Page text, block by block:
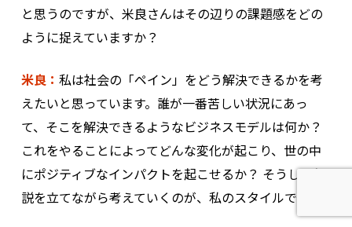
と思うのですが、米良さんはその辺りの課題感をどの
ように捉えていますか？
米良： 私は社会の「ペイン」をどう解決できるかを考
えたいと思っています。誰が一番苦しい状況にあっ
て、そこを解決できるようなビジネスモデルは何か？
これをやることによってどんな変化が起こり、世の中
にポジティブなインパクトを起こせるか？ そうした仮
説を立てながら考えていくのが、私のスタイルです。